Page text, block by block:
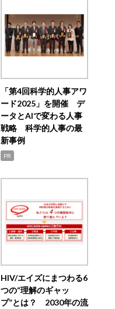
「第4回科学的人事アワ
ード2025」を開催 デ
ータとAIで変わる人事
戦略 科学的人事の最
新事例
PR
HIV/エイズにまつわる6
つの“理解のギャッ
プ”とは？ 2030年の流